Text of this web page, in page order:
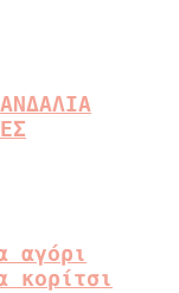
αγόρι
κορίτσι